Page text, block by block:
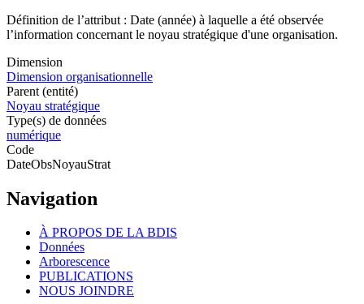
Définition de l’attribut : Date (année) à laquelle a été observée
l’information concernant le noyau stratégique d'une organisation.
Dimension
Dimension organisationnelle
Parent (entité)
Noyau stratégique
Type(s) de données
numérique
Code
DateObsNoyauStrat
Navigation
À PROPOS DE LA BDIS
Données
Arborescence
PUBLICATIONS
NOUS JOINDRE